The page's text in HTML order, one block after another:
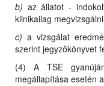
b) az állatot -
klinikailag
c) a vizsgálat
szerint jegyzőkönyvet
(4) A TSE
megállapítása esetén